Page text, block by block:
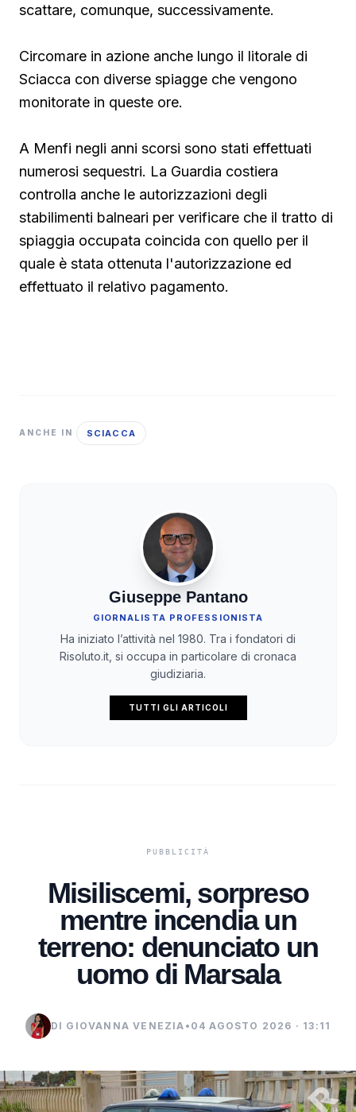
scattare, comunque, successivamente.
Circomare in azione anche lungo il litorale di
Sciacca con diverse spiagge che vengono
monitorate in queste ore.
A Menfi negli anni scorsi sono stati effettuati
numerosi sequestri. La Guardia costiera
controlla anche le autorizzazioni degli
stabilimenti balneari per verificare che il tratto di
spiaggia occupata coincida con quello per il
quale è stata ottenuta l'autorizzazione ed
effettuato il relativo pagamento.
ANCHE IN SCIACCA
Giuseppe Pantano
GIORNALISTA PROFESSIONISTA
Ha iniziato l’attività nel 1980. Tra i fondatori di
Risoluto.it, si occupa in particolare di cronaca
giudiziaria.
TUTTI GLI ARTICOLI
Misiliscemi, sorpreso
mentre incendia un
terreno: denunciato un
uomo di Marsala
DI GIOVANNA VENEZIA • 04 AGOSTO 2026 · 13:11